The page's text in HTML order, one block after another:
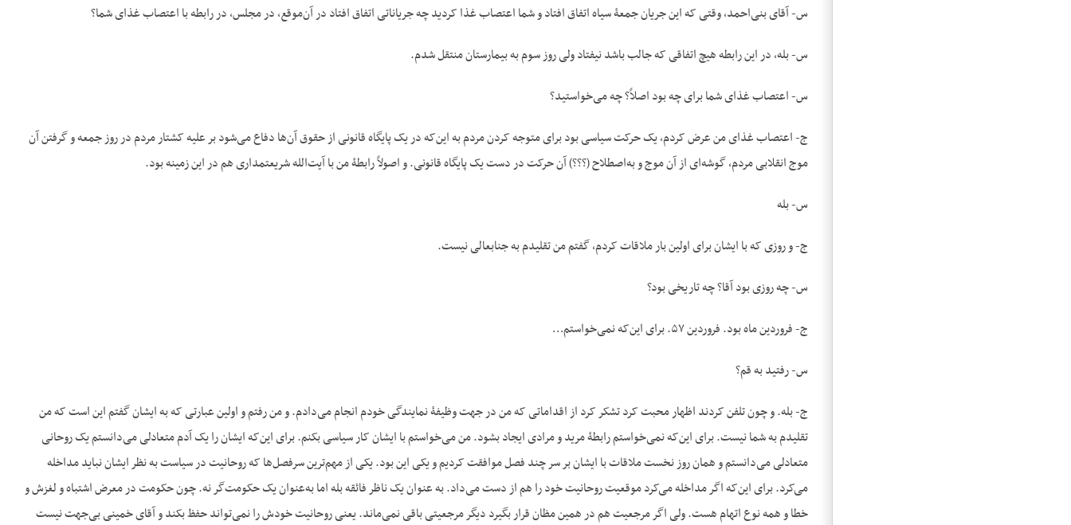
س- آقای بنی‌احمد، وقتی که این جریان جمعۀ سیاه اتفاق افتاد و شما اعتصاب غذا کردید چه جریاناتی اتفاق افتاد در آن‌موقع، در مجلس، در رابطه با اعتصاب غذای شما؟
س- بله، در این رابطه هیچ اتفاقی که جالب باشد نیفتاد ولی روز سوم به بیمارستان منتقل شدم.
س- اعتصاب غذای شما برای چه بود اصلاً؟ چه می‌خواستید؟
ج- اعتصاب غذای من عرض کردم، یک حرکت سیاسی بود برای متوجه کردن مردم به این‌که در یک پایگاه قانونی از حقوق آن‌ها دفاع می‌شود بر علیه کشتار مردم در روز جمعه و گرفتن آن
موج انقلابی مردم، گوشه‌ای از آن موج و به‌اصطلاح (؟؟؟) آن حرکت در دست یک پایگاه قانونی. و اصولاً رابطۀ من با آیت‌الله شریعتمداری هم در این زمینه بود.
س- بله
ج- و روزی که با ایشان برای اولین بار ملاقات کردم، گفتم من تقلیدم به جنابعالی نیست.
س- چه روزی بود آقا؟ چه تاریخی بود؟
ج- فروردین ماه بود. فروردین ۵۷. برای این‌که نمی‌خواستم…
س- رفتید به قم؟
ج- بله. و چون تلفن کردند اظهار محبت کرد تشکر کرد از اقداماتی که من در جهت وظیفۀ نمایندگی خودم انجام می‌دادم. و من رفتم و اولین عبارتی که به ایشان گفتم این است که من
تقلیدم به شما نیست. برای این‌که نمی‌خواستم رابطۀ مرید و مرادی ایجاد بشود. من می‌خواستم با ایشان کار سیاسی بکنم. برای این‌که ایشان را یک آدم متعادلی می‌دانستم یک روحانی
متعادلی می‌دانستم و همان روز نخست ملاقات با ایشان بر سر چند فصل موافقت کردیم و یکی این بود. یکی از مهم‌ترین سرفصل‌ها که روحانیت در سیاست به نظر ایشان نباید مداخله
می‌کرد. برای این‌که اگر مداخله می‌کرد موقعیت روحانیت خود را هم از دست می‌داد. به عنوان یک ناظر فائقه بله اما به‌عنوان یک حکومت‌گر نه. چون حکومت در معرض اشتباه و لغزش و
خطا و همه نوع اتهام هست. ولی اگر مرجعیت هم در همین مظان قرار بگیرد دیگر مرجعیتی باقی نمی‌ماند. یعنی روحانیت خودش را نمی‌تواند حفظ بکند و آقای خمینی بی‌جهت نیست